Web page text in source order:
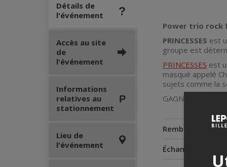
Détails de
l'événement
Power trio rock
PRINCESSES est
groupe est
PRINCESSES est
masqué appelé
sujets comme la
GAGNANTES DU
Remboursements
Échanges
Accès au site
de
l'événement
Informations
relatives au
stationnement
Lieu de
l'événement